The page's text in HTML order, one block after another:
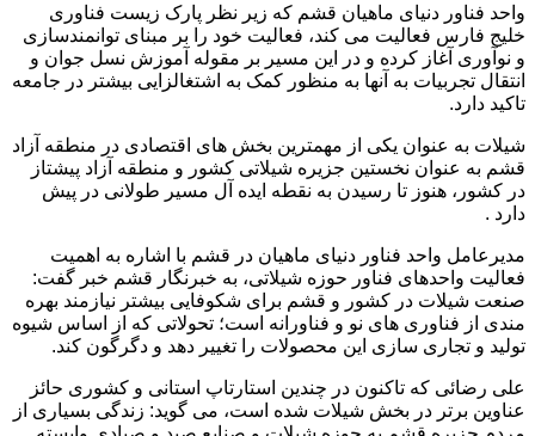
واحد فناور دنیای ماهیان قشم که زیر نظر پارک زیست فناوری
خلیج فارس فعالیت می کند، فعالیت خود را بر مبنای توانمندسازی
و نوآوری آغاز کرده و در این مسیر بر مقوله آموزش نسل جوان و
انتقال تجربیات به آنها به منظور کمک به اشتغالزایی بیشتر در جامعه
تاکید دارد.
شیلات به عنوان یکی از مهمترین بخش های اقتصادی در منطقه آزاد
قشم به عنوان نخستین جزیره شیلاتی کشور و منطقه آزاد پیشتاز
در کشور، هنوز تا رسیدن به نقطه ایده آل مسیر طولانی در پیش
دارد .
مدیرعامل واحد فناور دنیای ماهیان در قشم با اشاره به اهمیت
فعالیت واحدهای فناور حوزه شیلاتی، به خبرنگار قشم خبر گفت:
صنعت شیلات در کشور و قشم برای شکوفایی بیشتر نیازمند بهره
مندی از فناوری های نو و فناورانه است؛ تحولاتی که از اساس شیوه
تولید و تجاری سازی این محصولات را تغییر دهد و دگرگون کند.
علی رضائی که تاکنون در چندین استارتاپ استانی و کشوری حائز
عناوین برتر در بخش شیلات شده است، می گوید: زندگی بسیاری از